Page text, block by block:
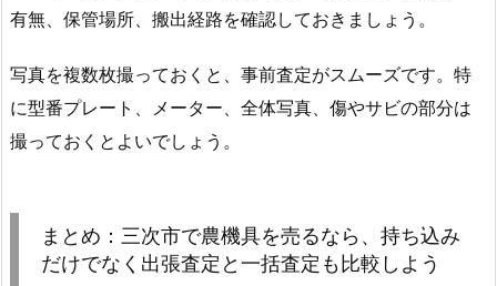
有無、保管場所、搬出経路を確認しておきましょう。
写真を複数枚撮っておくと、事前査定がスムーズです。特
に型番プレート、メーター、全体写真、傷やサビの部分は
撮っておくとよいでしょう。
まとめ：三次市で農機具を売るなら、持ち込み
だけでなく出張査定と一括査定も比較しよう